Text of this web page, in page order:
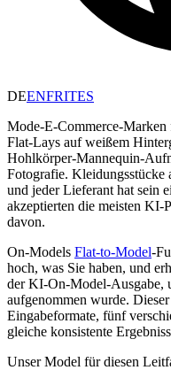
DEENFRITES
Mode-E-Commerce-
Flat-Lays auf weißem
Hohlkörper-Mannequin-
Fotografie. Kleidungsstücke
und jeder Lieferant hat sein
akzeptierten die meisten KI-
davon.
On-Models Flat-to-Model-
hoch, was Sie haben, und
der KI-On-Model-Ausgabe,
aufgenommen wurde.
Eingabeformate, fünf
gleiche konsistente
Unser Model für diesen